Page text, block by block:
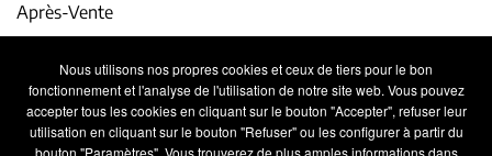
Nous utilisons nos propres cookies et ceux de tiers pour le bon
fonctionnement et l'analyse de l'utilisation de notre site web. Vous pouvez
accepter tous les cookies en cliquant sur le bouton "Accepter", refuser leur
utilisation en cliquant sur le bouton "Refuser" ou les configurer à partir du
bouton "Paramètres". Vous trouverez de plus amples informations dans
Après-Vente
Actualité et événements
Travaillez avec nous